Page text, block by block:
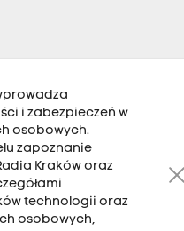
Muzyka Audycje
i zabezpieczeń w
osobowych.
zapoznanie
Kraków oraz
technologii oraz
osobowych,